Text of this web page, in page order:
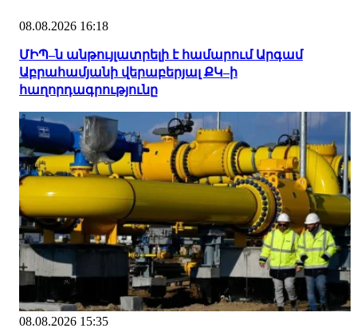
08.08.2026 16:18
ՄԻՊ–ն անթույլատրելի է համարում Արգամ
Աբրահամյանի վերաբերյալ ՔԿ–ի
հաղորդագրությունը
08.08.2026 15:35